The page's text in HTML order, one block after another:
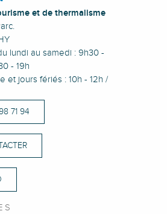
et de thermalisme
lundi au samedi : 9h30 -
- 19h
et jours fériés : 10h - 12h /
71 94